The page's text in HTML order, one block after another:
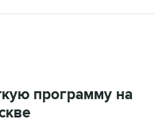
программу на